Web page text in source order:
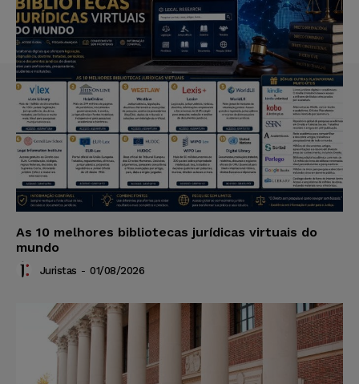
As 10 melhores bibliotecas jurídicas virtuais do
mundo
Juristas - 01/08/2026